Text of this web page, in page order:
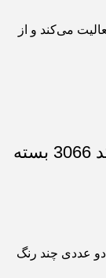
می‌کند و از
ربات کنترلی فوتبالیست اسمارت کد 3066 بسته
اسمارت کد 3066 بسته دو عددی چند رنگ